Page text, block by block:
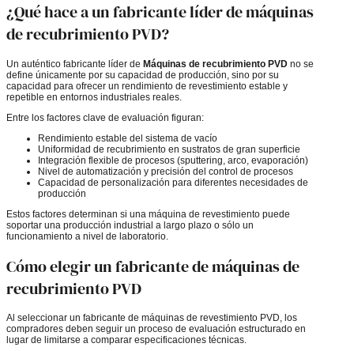
¿Qué hace a un fabricante líder de máquinas
de recubrimiento PVD?
Un auténtico fabricante líder de Máquinas de recubrimiento PVD no se
define únicamente por su capacidad de producción, sino por su
capacidad para ofrecer un rendimiento de revestimiento estable y
repetible en entornos industriales reales.
Entre los factores clave de evaluación figuran:
Rendimiento estable del sistema de vacío
Uniformidad de recubrimiento en sustratos de gran superficie
Integración flexible de procesos (sputtering, arco, evaporación)
Nivel de automatización y precisión del control de procesos
Capacidad de personalización para diferentes necesidades de
producción
Estos factores determinan si una máquina de revestimiento puede
soportar una producción industrial a largo plazo o sólo un
funcionamiento a nivel de laboratorio.
Cómo elegir un fabricante de máquinas de
recubrimiento PVD
Al seleccionar un fabricante de máquinas de revestimiento PVD, los
compradores deben seguir un proceso de evaluación estructurado en
lugar de limitarse a comparar especificaciones técnicas.